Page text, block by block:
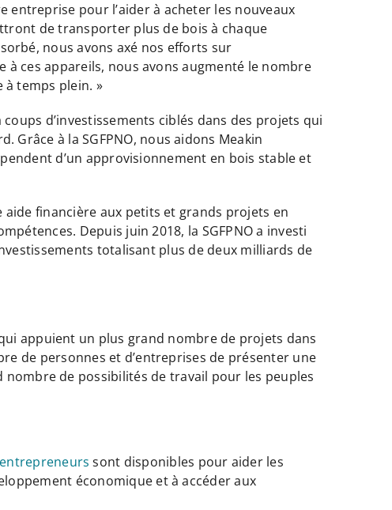
entreprise pour l’aider à acheter les nouveaux
de transporter plus de bois à chaque
nous avons axé nos efforts sur
à ces appareils, nous avons augmenté le nombre
à temps plein. »
d’investissements ciblés dans des projets qui
à la SGFPNO, nous aidons Meakin
d’un approvisionnement en bois stable et
aide financière aux petits et grands projets en
Depuis juin 2018, la SGFPNO a investi
totalisant plus de deux milliards de
appuient un plus grand nombre de projets dans
de personnes et d’entreprises de présenter une
de possibilités de travail pour les peuples
sont disponibles pour aider les
économique et à accéder aux